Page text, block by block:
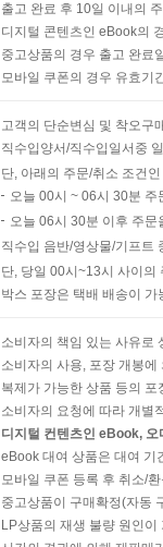
출고 완료 후 10일 이내의
디지털 콘텐츠인 eBook의
중고상품의 경우 출고 완료
모바일 쿠폰의 경우 유효기
고객의 단순변심 및 착오구
직수입양서/직수입일서중
단, 아래의 주문/취소 조건
오늘 00시 ~ 06시 30분
오늘 06시 30분 이후 주
직수입 음반/영상물/기프트
단, 당일 00시~13시 사이의
박스 포장은 택배 배송이
소비자의 책임 있는 사유로
소비자의 사용, 포장 개봉
복제가 가능한 상품 등의
소비자의 요청에 따라 개별
디지털 컨텐츠인 eBook,
eBook 대여 상품은 대여 기
모바일 쿠폰 등록 후 취소/
중고상품이 구매확정(자동
LP상품의 재생 불량 원인